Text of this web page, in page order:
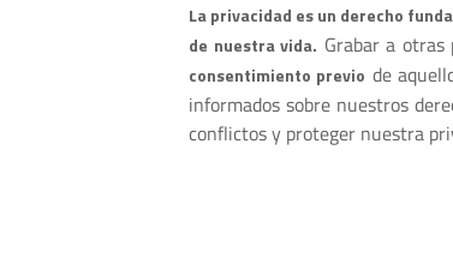
La privacidad es un derecho
de nuestra vida. Grabar a otras
consentimiento previo de
informados sobre nuestros
conflictos y proteger nuestra